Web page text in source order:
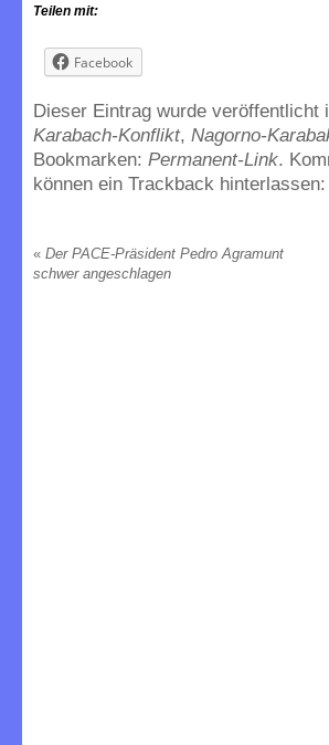
Teilen mit:
Facebook
Dieser Eintrag wurde veröffentlicht
Karabach-Konflikt, Nagorno-
Bookmarken: Permanent-Link.
können ein Trackback hinterlassen:
« Der PACE-Präsident Pedro Agramunt
schwer angeschlagen